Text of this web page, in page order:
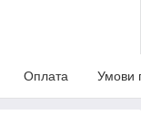
Оплата Умови